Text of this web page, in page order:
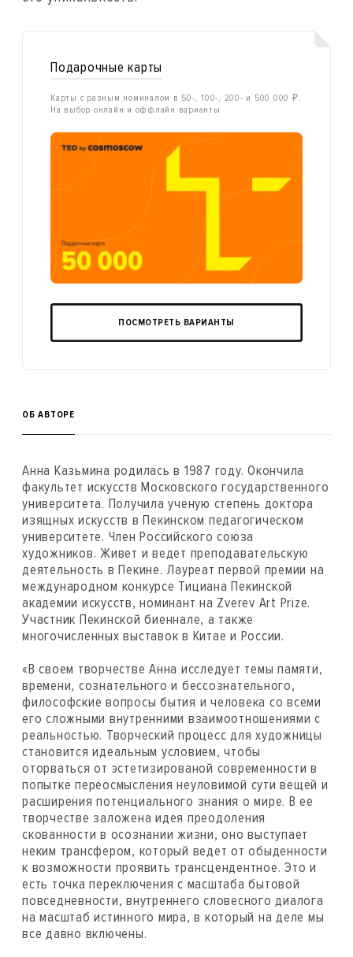
Подарочные карты
Карты с разным номиналом в 50-, 100-, 200- и 500 000 ₽.
На выбор онлайн и оффлайн варианты
ПОСМОТРЕТЬ ВАРИАНТЫ
ОБ АВТОРЕ
Анна Казьмина родилась в 1987 году. Окончила
факультет искусств Московского государственного
университета. Получила ученую степень доктора
изящных искусств в Пекинском педагогическом
университете. Член Российского союза
художников. Живет и ведет преподавательскую
деятельность в Пекине. Лауреат первой премии на
международном конкурсе Тициана Пекинской
академии искусств, номинант на Zverev Art Prize.
Участник Пекинской биеннале, а также
многочисленных выставок в Китае и России.
«В своем творчестве Анна исследует темы памяти,
времени, сознательного и бессознательного,
философские вопросы бытия и человека со всеми
его сложными внутренними взаимоотношениями с
реальностью. Творческий процесс для художницы
становится идеальным условием, чтобы
оторваться от эстетизированой современности в
попытке переосмысления неуловимой сути вещей и
расширения потенциального знания о мире. В ее
творчестве заложена идея преодоления
скованности в осознании жизни, оно выступает
неким трансфером, который ведет от обыденности
к возможности проявить трансцендентное. Это и
есть точка переключения с масштаба бытовой
повседневности, внутреннего словесного диалога
на масштаб истинного мира, в который на деле мы
все давно включены.